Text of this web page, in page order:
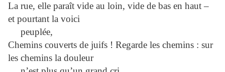
La rue, elle paraît vide au loin, vide de bas en haut –
et pourtant la voici
peuplée,
Chemins couverts de juifs ! Regarde les chemins : sur
les chemins la douleur